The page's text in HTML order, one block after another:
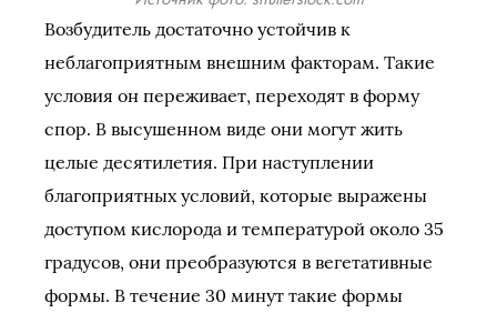
Возбудитель достаточно устойчив к
неблагоприятным внешним факторам. Такие
условия он переживает, переходят в форму
спор. В высушенном виде они могут жить
целые десятилетия. При наступлении
благоприятных условий, которые выражены
доступом кислорода и температурой около 35
градусов, они преобразуются в вегетативные
формы. В течение 30 минут такие формы